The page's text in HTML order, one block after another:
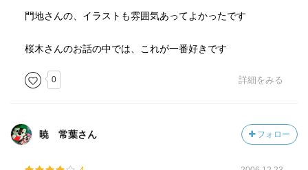
門地さんの、イラストも雰囲気あってよかったです
桜木さんのお話の中では、これが一番好きです
0 詳細をみる
暁 常葉さん フォロー